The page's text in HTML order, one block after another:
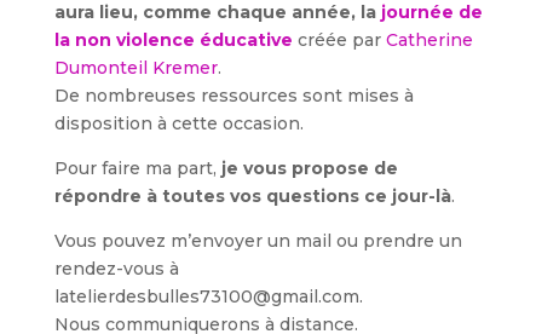
aura lieu, comme chaque année, la journée de
la non violence éducative créée par Catherine
Dumonteil Kremer.
De nombreuses ressources sont mises à
disposition à cette occasion.
Pour faire ma part, je vous propose de
répondre à toutes vos questions ce jour-là.
Vous pouvez m’envoyer un mail ou prendre un
rendez-vous à
latelierdesbulles73100@gmail.com.
Nous communiquerons à distance.